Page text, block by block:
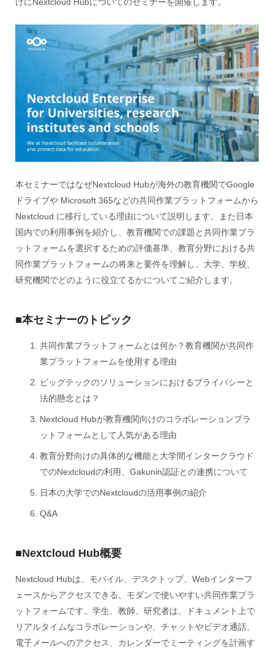
本セミナーではなぜNextcloud Hubが海外の教育機関でGoogle
ドライブや Microsoft 365などの共同作業プラットフォームから
Nextcloud に移行している理由について説明します。また日本
国内での利用事例を紹介し、教育機関での課題と共同作業プラ
ットフォームを選択するための評価基準、教育分野における共
同作業プラットフォームの将来と要件を理解し、大学、学校、
研究機関でどのように役立てるかについてご紹介します。
■本セミナーのトピック
共同作業プラットフォームとは何か？教育機関が共同作
業プラットフォームを使用する理由
ビッグテックのソリューションにおけるプライバシーと
法的懸念とは？
Nextcloud Hubが教育機関向けのコラボレーションプラ
ットフォームとして人気がある理由
教育分野向けの具体的な機能と大学間インタークラウド
でのNextcloudの利用、Gakunin認証との連携について
日本の大学でのNextcloudの活用事例の紹介
Q&A
■Nextcloud Hub概要
Nextcloud Hubは、モバイル、デスクトップ、Webインターフ
ェースからアクセスできる、モダンで使いやすい共同作業プラ
ットフォームです。学生、教師、研究者は、ドキュメント上で
リアルタイムなコラボレーションや、チャットやビデオ通話、
電子メールへのアクセス、カレンダーでミーティングを計画す